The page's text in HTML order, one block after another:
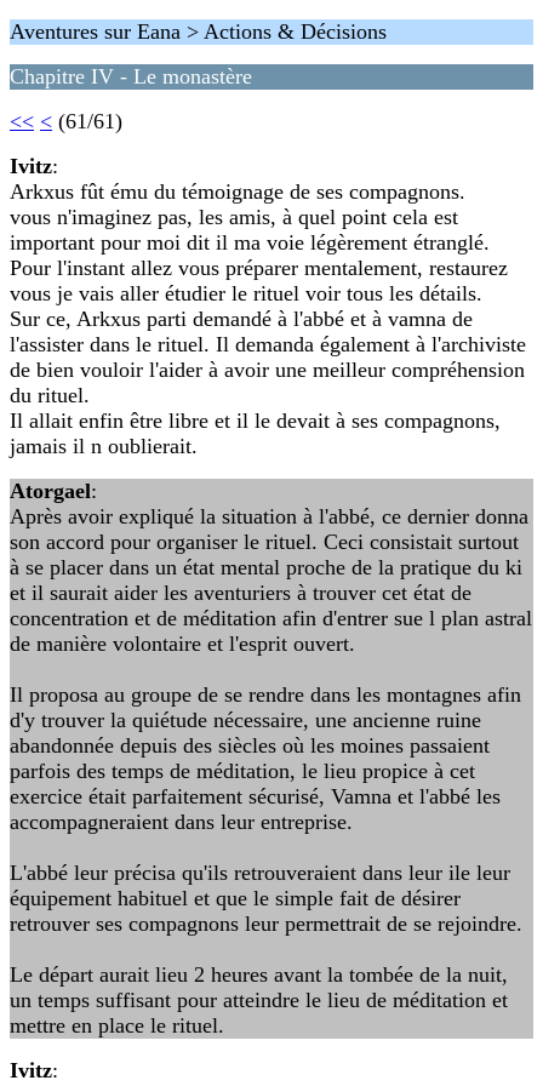
Aventures sur Eana > Actions & Décisions
Chapitre IV - Le monastère
<< < (61/61)
Ivitz:
Arkxus fût ému du témoignage de ses compagnons.
vous n'imaginez pas, les amis, à quel point cela est
important pour moi dit il ma voie légèrement étranglé.
Pour l'instant allez vous préparer mentalement, restaurez
vous je vais aller étudier le rituel voir tous les détails.
Sur ce, Arkxus parti demandé à l'abbé et à vamna de
l'assister dans le rituel. Il demanda également à l'archiviste
de bien vouloir l'aider à avoir une meilleur compréhension
du rituel.
Il allait enfin être libre et il le devait à ses compagnons,
jamais il n oublierait.
Atorgael:
Après avoir expliqué la situation à l'abbé, ce dernier donna
son accord pour organiser le rituel. Ceci consistait surtout
à se placer dans un état mental proche de la pratique du ki
et il saurait aider les aventuriers à trouver cet état de
concentration et de méditation afin d'entrer sue l plan astral
de manière volontaire et l'esprit ouvert.
Il proposa au groupe de se rendre dans les montagnes afin
d'y trouver la quiétude nécessaire, une ancienne ruine
abandonnée depuis des siècles où les moines passaient
parfois des temps de méditation, le lieu propice à cet
exercice était parfaitement sécurisé, Vamna et l'abbé les
accompagneraient dans leur entreprise.
L'abbé leur précisa qu'ils retrouveraient dans leur ile leur
équipement habituel et que le simple fait de désirer
retrouver ses compagnons leur permettrait de se rejoindre.
Le départ aurait lieu 2 heures avant la tombée de la nuit,
un temps suffisant pour atteindre le lieu de méditation et
mettre en place le rituel.
Ivitz: